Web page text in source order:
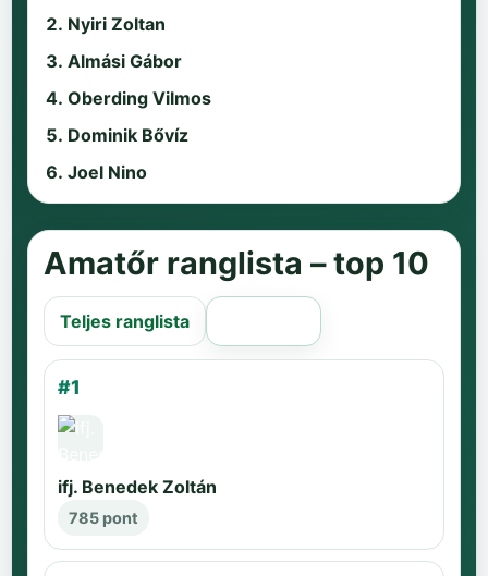
Nyiri Zoltan
Almási Gábor
Oberding Vilmos
Dominik Bővíz
Joel Nino
Amatőr ranglista – top 10
Teljes ranglista
#1
ifj. Benedek Zoltán
785 pont